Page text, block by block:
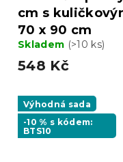
cm s
70 x 90 cm
Skladem (>10 ks)
548 Kč
Výhodná sada
-10 % s kódem:
BTS10